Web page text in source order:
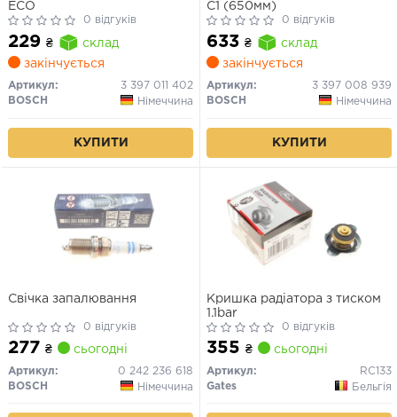
ECO
0 відгуків
229 ₴
склад
закінчується
Артикул:
3 397 011 402
BOSCH
Німеччина
КУПИТИ
C1 (650мм)
0 відгуків
633 ₴
склад
закінчується
Артикул:
3 397 008 939
BOSCH
Німеччина
КУПИТИ
Свічка запалювання
0 відгуків
277 ₴ сьогодні
Артикул:
0 242 236 618
BOSCH
Німеччина
Кришка радіатора з тиском
1.1bar
0 відгуків
355 ₴ сьогодні
Артикул:
RC133
Gates
Бельгія